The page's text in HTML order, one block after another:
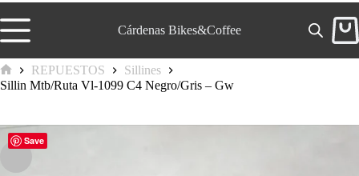
Cárdenas Bikes&Coffee
Carro
Inicio
REPUESTOS
Sillines
Sillin Mtb/Ruta Vl-1099 C4 Negro/Gris – Gw
Save